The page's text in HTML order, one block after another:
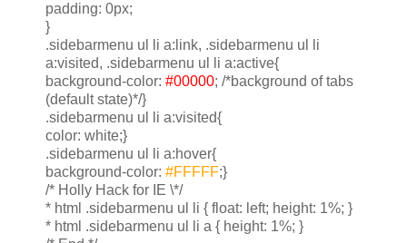
padding: 0px;
}
.sidebarmenu ul li a:link, .sidebarmenu ul li
a:visited, .sidebarmenu ul li a:active{
background-color: #00000; /*background of tabs
(default state)*/}
.sidebarmenu ul li a:visited{
color: white;}
.sidebarmenu ul li a:hover{
background-color: #FFFFF;}
/* Holly Hack for IE \*/
* html .sidebarmenu ul li { float: left; height: 1%; }
* html .sidebarmenu ul li a { height: 1%; }